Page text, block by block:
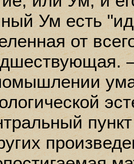
Ум есть
от
пункт